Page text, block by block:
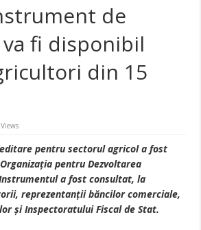
de
fi disponibil
din 15
pentru sectorul agricol a fost
pentru Dezvoltarea
a fost consultat, la
reprezentanții băncilor comerciale,
și Inspectoratului Fiscal de Stat.